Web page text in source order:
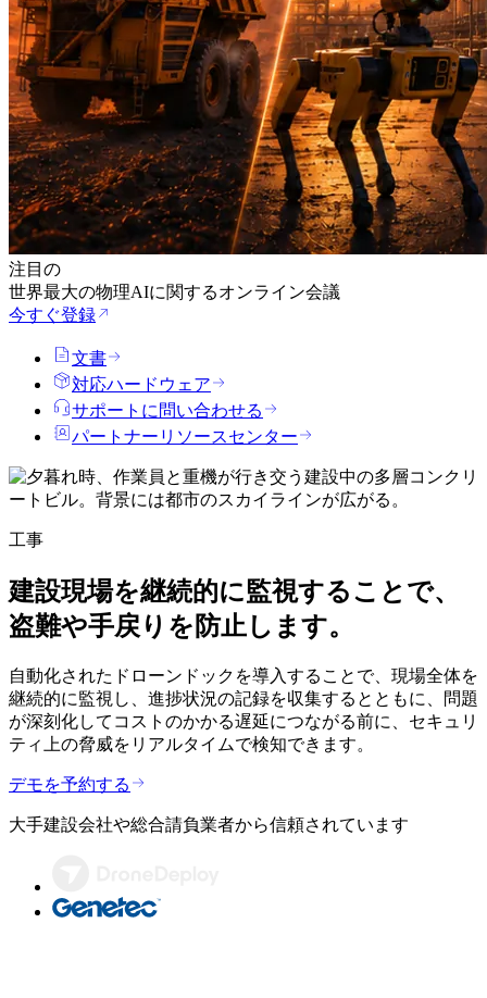
注目の
世界最大の物理AIに関するオンライン会議
今すぐ登録
文書
対応ハードウェア
サポートに問い合わせる
パートナーリソースセンター
工事
建設現場を継続的に監視することで、
盗難や手戻りを防止します。
自動化されたドローンドックを導入することで、現場全体を
継続的に監視し、進捗状況の記録を収集するとともに、問題
が深刻化してコストのかかる遅延につながる前に、セキュリ
ティ上の脅威をリアルタイムで検知できます。
デモを予約する
大手建設会社や総合請負業者から信頼されています